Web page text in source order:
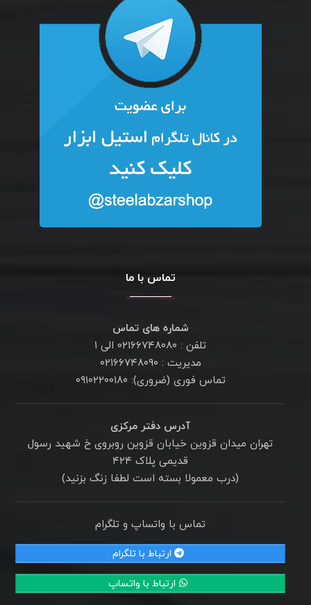
تماس با ما
شماره های تماس
تلفن : ۰۲۱۶۶۷۴۸۰۸۰ الی ۱
مدیریت : ۰۲۱۶۶۷۴۸۰۹۰
تماس فوری (ضروری): ۰۹۱۰۲۲۰۰۱۸۰
آدرس دفتر مرکزی
تهران میدان قزوین خیابان قزوین روبروی خ شهید رسول
قدیمی پلاک ۴۲۴
(درب معمولا بسته است لطفا زنگ بزنید)
تماس با واتساپ و تلگرام
ارتباط با تلگرام
ارتباط با واتساپ